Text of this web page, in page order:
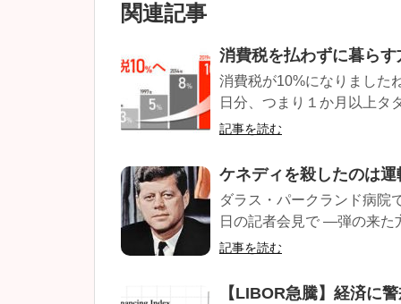
関連記事
消費税を払わずに暮らす
消費税が10%になりました
日分、つまり１か月以上タ
記事を読む
ケネディを殺したのは運
ダラス・パークランド病院
日の記者会見で ―弾の来
記事を読む
【LIBOR急騰】経済に